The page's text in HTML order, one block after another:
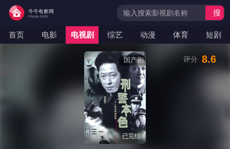
首页 电影 电视剧 综艺 动漫 体育 短剧
搜
国产剧
已完结
评分 8.6